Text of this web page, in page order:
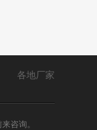
各地厂家
咨询。